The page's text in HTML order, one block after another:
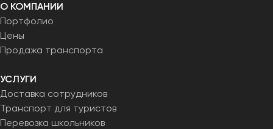
О КОМПАНИИ
Портфолио
Цены
Продажа транспорта
УСЛУГИ
Доставка сотрудников
Транспорт для туристов
Перевозка школьников